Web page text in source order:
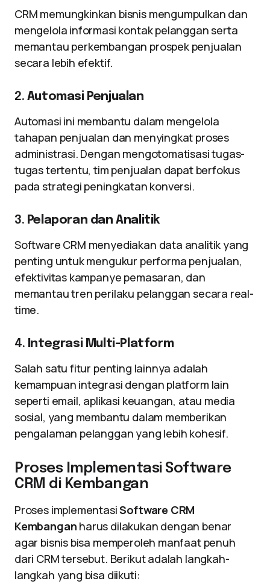
CRM memungkinkan bisnis mengumpulkan dan
mengelola informasi kontak pelanggan serta
memantau perkembangan prospek penjualan
secara lebih efektif.
2. Automasi Penjualan
Automasi ini membantu dalam mengelola
tahapan penjualan dan menyingkat proses
administrasi. Dengan mengotomatisasi tugas-
tugas tertentu, tim penjualan dapat berfokus
pada strategi peningkatan konversi.
3. Pelaporan dan Analitik
Software CRM menyediakan data analitik yang
penting untuk mengukur performa penjualan,
efektivitas kampanye pemasaran, dan
memantau tren perilaku pelanggan secara real-
time.
4. Integrasi Multi-Platform
Salah satu fitur penting lainnya adalah
kemampuan integrasi dengan platform lain
seperti email, aplikasi keuangan, atau media
sosial, yang membantu dalam memberikan
pengalaman pelanggan yang lebih kohesif.
Proses Implementasi Software
CRM di Kembangan
Proses implementasiSoftware CRM
Kembangan harus dilakukan dengan benar
agar bisnis bisa memperoleh manfaat penuh
dari CRM tersebut. Berikut adalah langkah-
langkah yang bisa diikuti: